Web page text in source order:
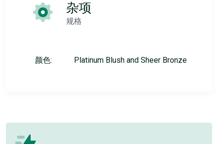
杂项
规格
颜色: Platinum Blush and Sheer Bronze